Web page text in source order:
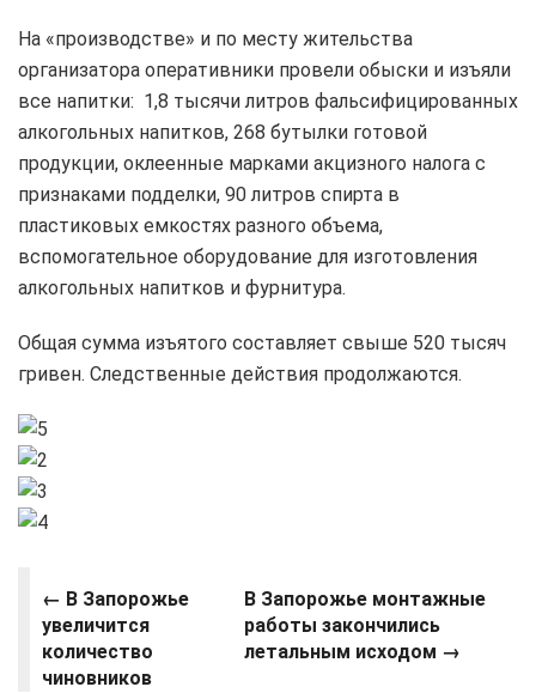
На «производстве» и по месту жительства
организатора оперативники провели обыски и изъяли
все напитки: 1,8 тысячи литров фальсифицированных
алкогольных напитков, 268 бутылки готовой
продукции, оклеенные марками акцизного налога с
признаками подделки, 90 литров спирта в
пластиковых емкостях разного объема,
вспомогательное оборудование для изготовления
алкогольных напитков и фурнитура.
Общая сумма изъятого составляет свыше 520 тысяч
гривен. Следственные действия продолжаются.
← В Запорожье
увеличится
количество
чиновников
В Запорожье монтажные
работы закончились
летальным исходом →